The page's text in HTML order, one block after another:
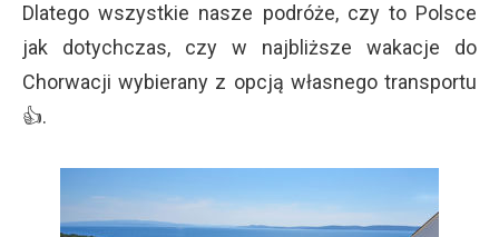
Dlatego wszystkie nasze podróże, czy to Polsce
jak dotychczas, czy w najbliższe wakacje do
Chorwacji wybierany z opcją własnego transportu
👍.